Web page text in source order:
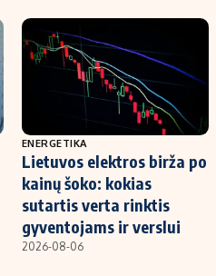
ENERGETIKA
Lietuvos elektros birža po
kainų šoko: kokias
sutartis verta rinktis
gyventojams ir verslui
2026-08-06